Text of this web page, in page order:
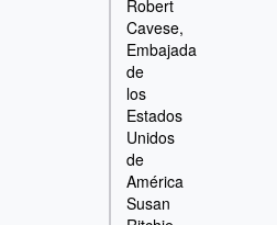
Robert
Cavese,
Embajada
de
los
Estados
Unidos
de
América
Susan